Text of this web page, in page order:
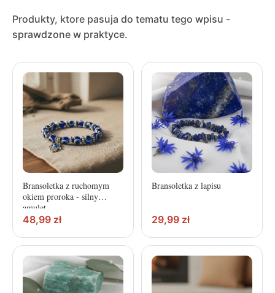
Produkty, ktore pasuja do tematu tego wpisu -
sprawdzone w praktyce.
Bransoletka z ruchomym
okiem proroka - silny
amulet
48,99 zł
Bransoletka z lapisu
29,99 zł